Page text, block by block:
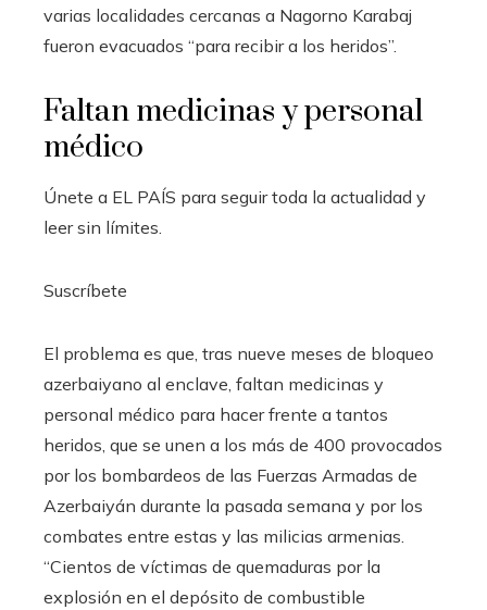
varias localidades cercanas a Nagorno Karabaj
fueron evacuados “para recibir a los heridos”.
Faltan medicinas y personal
médico
Únete a EL PAÍS para seguir toda la actualidad y
leer sin límites.
Suscríbete
El problema es que, tras nueve meses de bloqueo
azerbaiyano al enclave, faltan medicinas y
personal médico para hacer frente a tantos
heridos, que se unen a los más de 400 provocados
por los bombardeos de las Fuerzas Armadas de
Azerbaiyán durante la pasada semana y por los
combates entre estas y las milicias armenias.
“Cientos de víctimas de quemaduras por la
explosión en el depósito de combustible